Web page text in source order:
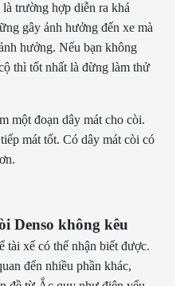
trường hợp diễn ra khá
gây ảnh hưởng đến xe mà
hưởng. Nếu bạn không
thì tốt nhất là đừng làm thử
một đoạn dây mát cho còi.
mát tốt. Có dây mát còi có
Denso không kêu
xế có thể nhận biết được.
đến nhiều phần khác,